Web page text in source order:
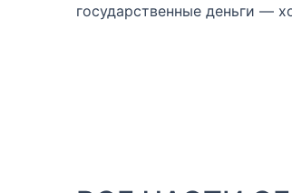
государственные деньги —